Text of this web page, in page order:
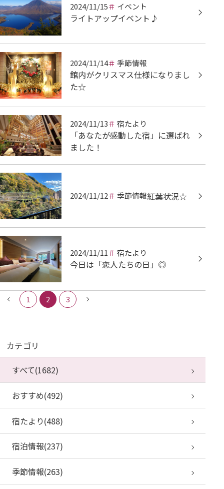
2024/11/15 イベント
ライトアップイベント♪
2024/11/14 季節情報
館内がクリスマス仕様になりまし
た☆
2024/11/13 宿たより
「あなたが感動した宿」に選ばれ
ました！
2024/11/12 季節情報紅葉状況☆
2024/11/11 宿たより
今日は「恋人たちの日」◎
1 2 3
カテゴリ
すべて(1682)
おすすめ(492)
宿たより(488)
宿泊情報(237)
季節情報(263)